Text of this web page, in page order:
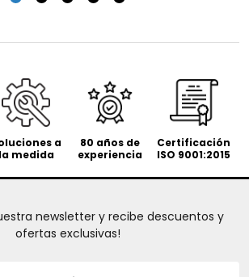
a
la medida
80 años de
experiencia
Certificación
ISO 9001:2015
newsletter y recibe descuentos y
ofertas exclusivas!